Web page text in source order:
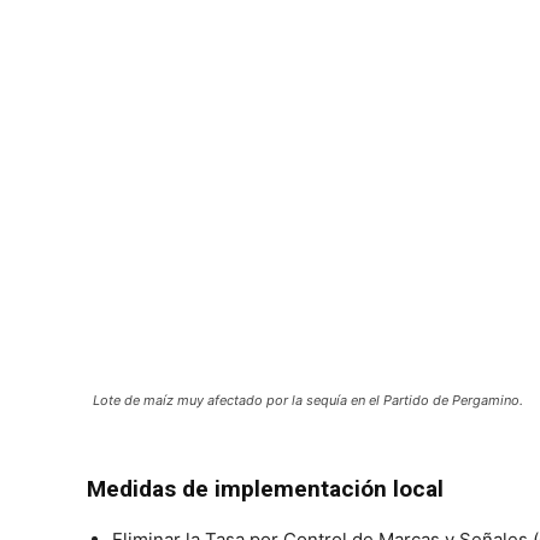
Lote de maíz muy afectado por la sequía en el Partido de Pergamino.
Medidas de implementación local